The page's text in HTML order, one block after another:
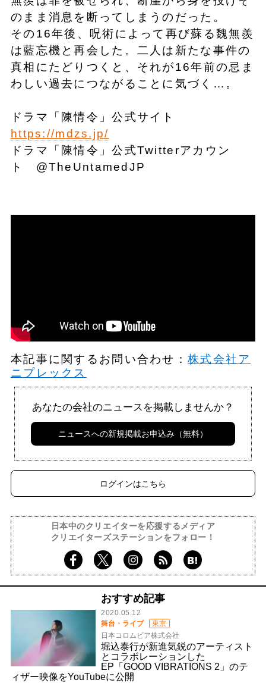
のまま消息を断ってしまうのだった。
その16年後、呪術によって再び蘇る魏無羨
は藍忘機と再会した。二人は新たな事件の
真相にたどりつくと、それが16年前の忌ま
わしい過去につながることに気づく…。
ドラマ「陳情令」公式サイト
https://mdzs.jp/
ドラマ「陳情令」公式Twitterアカウン
ト @TheUntamedJP
本記事に関するお問い合わせ：株式会社ア
ニプレックス
あなたの会社のニュースを掲載しませんか？
ニュースへの新規掲載お申込み（無料）
ログインはこちら
日本中のクリエイターを応援するメディア
クリエイターズステーションをフォロー！
おすすめ記事
2020.05.12
舞台・ライブ
東京
日本コロムビア株式会社
堀込泰行が新進気鋭のアーティスト
とコラボレーションした
EP「GOOD VIBRATIONS 2」のテ
ィザー映像をYouTubeに公開